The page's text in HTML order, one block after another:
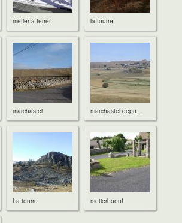
du gîte Aubrac
gîte Bès
du gîte Déroc
du gîte Puech
gîtes
gîtes
des gîtes
du village
du gîte de la place du village
catalogue gîte de France
gîte de la place du village
métier à ferrer la tourre
marchastel marchastel depu...
La tourre metierboeuf